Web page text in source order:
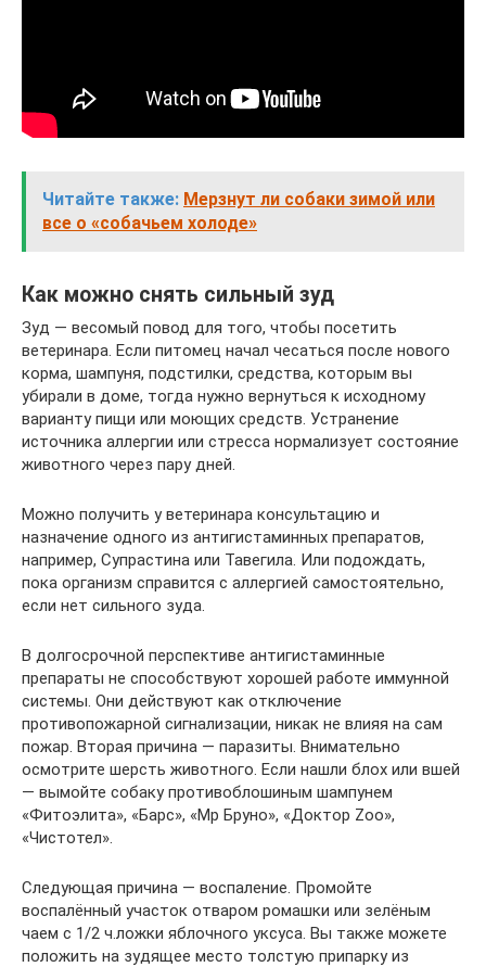
Читайте также: Мерзнут ли собаки зимой или
все о «собачьем холоде»
Как можно снять сильный зуд
Зуд — весомый повод для того, чтобы посетить
ветеринара. Если питомец начал чесаться после нового
корма, шампуня, подстилки, средства, которым вы
убирали в доме, тогда нужно вернуться к исходному
варианту пищи или моющих средств. Устранение
источника аллергии или стресса нормализует состояние
животного через пару дней.
Можно получить у ветеринара консультацию и
назначение одного из антигистаминных препаратов,
например, Супрастина или Тавегила. Или подождать,
пока организм справится с аллергией самостоятельно,
если нет сильного зуда.
В долгосрочной перспективе антигистаминные
препараты не способствуют хорошей работе иммунной
системы. Они действуют как отключение
противопожарной сигнализации, никак не влияя на сам
пожар. Вторая причина — паразиты. Внимательно
осмотрите шерсть животного. Если нашли блох или вшей
— вымойте собаку противоблошиным шампунем
«Фитоэлита», «Барс», «Мр Бруно», «Доктор Zoo»,
«Чистотел».
Следующая причина — воспаление. Промойте
воспалённый участок отваром ромашки или зелёным
чаем с 1/2 ч.ложки яблочного уксуса. Вы также можете
положить на зудящее место толстую припарку из